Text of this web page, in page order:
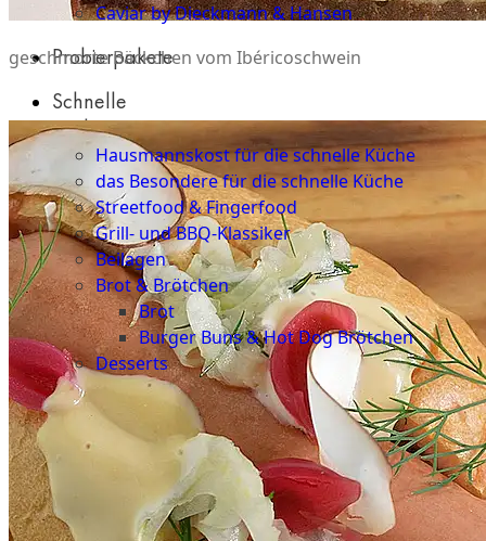
Caviar by Dieckmann & Hansen
Probierpakete
Schnelle
Küche
Hausmannskost für die schnelle Küche
das Besondere für die schnelle Küche
Streetfood & Fingerfood
Grill- und BBQ-Klassiker
Beilagen
Brot & Brötchen
Brot
Burger Buns & Hot Dog Brötchen
Desserts
Neu
Sale
&
dazu
geschmorte Bäckchen vom Ibéricoschwein